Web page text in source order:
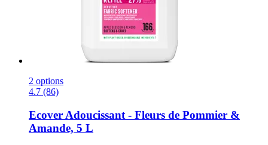
2 options
4.7 (86)
Ecover Adoucissant -​ Fleurs de Pommier &
Amande, 5 L